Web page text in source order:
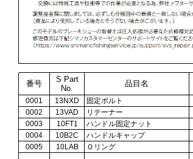
番号
S Part
No.
品目名
0001 13NXD 固定ボルト
0002
13VAD リテーナー
0003
10FT1 ハンドル固定ナット
0004
10B2C ハンドルキャップ
0005
10LAB Ｏリング